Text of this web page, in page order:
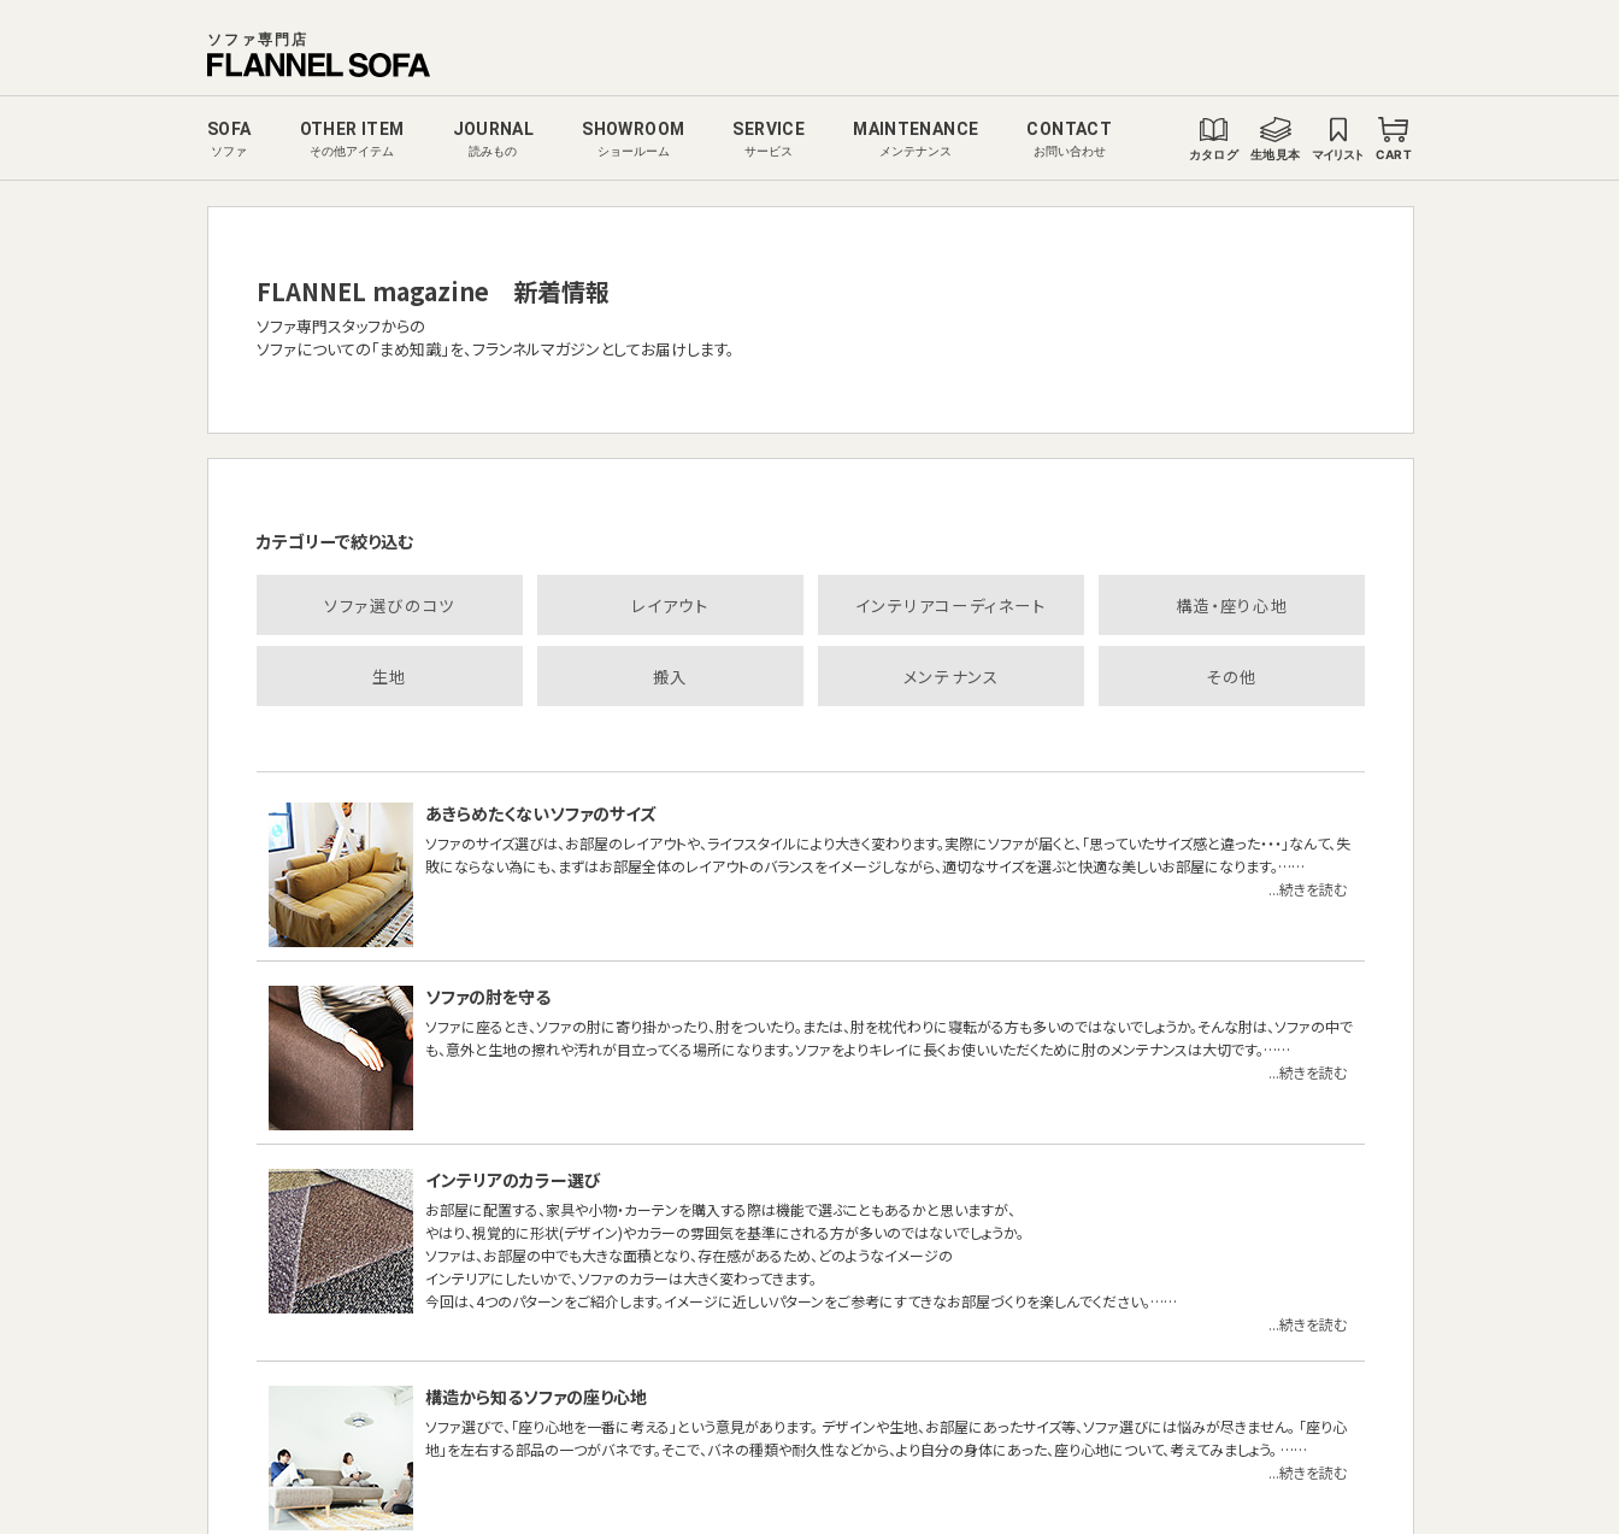
ソファ専門店
SOFA
ソファ
OTHER ITEM
その他アイテム
JOURNAL
読みもの
SHOWROOM
ショールーム
SERVICE
サービス
MAINTENANCE
メンテナンス
CONTACT
お問い合わせ カタログ 生地見本 マイリスト CART
FLANNEL magazine 新着情報
ソファ専門スタッフからの
ソファについての「まめ知識」を、フランネルマガジンとしてお届けします。
カテゴリーで絞り込む
ソファ選びのコツ レイアウト インテリアコーディネート 構造・座り心地
生地 搬入 メンテナンス その他
あきらめたくないソファのサイズ
ソファのサイズ選びは、お部屋のレイアウトや、ライフスタイルにより大きく変わります。実際にソファが届くと、「思っていたサイズ感と違った・・・」なんて、失
敗にならない為にも、まずはお部屋全体のレイアウトのバランスをイメージしながら、適切なサイズを選ぶと快適な美しいお部屋になります。……
...続きを読む
ソファの肘を守る
ソファに座るとき、ソファの肘に寄り掛かったり、肘をついたり。または、肘を枕代わりに寝転がる方も多いのではないでしょうか。そんな肘は、ソファの中で
も、意外と生地の擦れや汚れが目立ってくる場所になります。ソファをよりキレイに長くお使いいただくために肘のメンテナンスは大切です。……
...続きを読む
インテリアのカラー選び
お部屋に配置する、家具や小物・カーテンを購入する際は機能で選ぶこともあるかと思いますが、
やはり、視覚的に形状(デザイン)やカラーの雰囲気を基準にされる方が多いのではないでしょうか。
ソファは、お部屋の中でも大きな面積となり、存在感があるため、どのようなイメージの
インテリアにしたいかで、ソファのカラーは大きく変わってきます。
今回は、4つのパターンをご紹介します。イメージに近しいパターンをご参考にすてきなお部屋づくりを楽しんでください。……
...続きを読む
構造から知るソファの座り心地
ソファ選びで、「座り心地を一番に考える」という意見があります。 デザインや生地、お部屋にあったサイズ等、ソファ選びには悩みが尽きません。 「座り心
地」を左右する部品の一つがバネです。そこで、バネの種類や耐久性などから、より自分の身体にあった、座り心地について、考えてみましょう。 ……
...続きを読む